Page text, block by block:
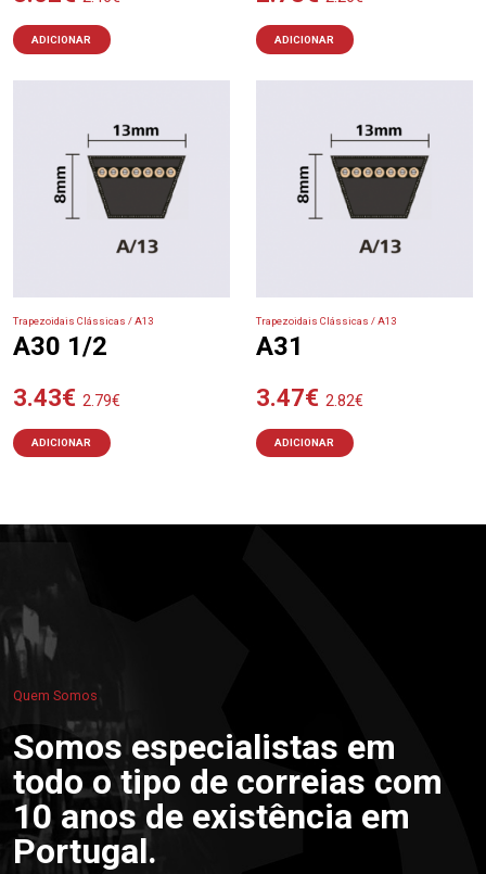
ADICIONAR ADICIONAR
Trapezoidais Clássicas / A13
A30 1/2
3.43€ 2.79€
ADICIONAR
Trapezoidais Clássicas / A13
A31
3.47€ 2.82€
ADICIONAR
Quem Somos
Somos especialistas em
todo o tipo de correias com
10 anos de existência em
Portugal.